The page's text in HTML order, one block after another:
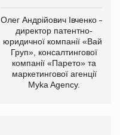
Олег Андрійович Івченко —
директор патентно-
юридичної компанії «Вайз
Груп», консалтингової
компанії «Парето» та
маркетингової агенції
Myka Agency.